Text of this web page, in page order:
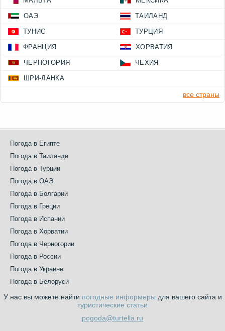
ОАЭ ТАИЛАНД
ТУНИС ТУРЦИЯ
ФРАНЦИЯ ХОРВАТИЯ
ЧЕРНОГОРИЯ ЧЕХИЯ
ШРИ-ЛАНКА
все страны
Погода в Египте
Погода в Таиланде
Погода в Турции
Погода в ОАЭ
Погода в Болгарии
Погода в Греции
Погода в Испании
Погода в Хорватии
Погода в Черногории
Погода в России
Погода в Украине
Погода в Белоруси
У нас вы можете найти погодные информеры для вашего сайта и
туристические статьи
pogoda@turtella.ru